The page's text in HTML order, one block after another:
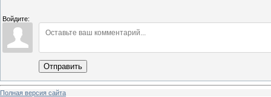
Войдите:
Отправить
Полная версия сайта